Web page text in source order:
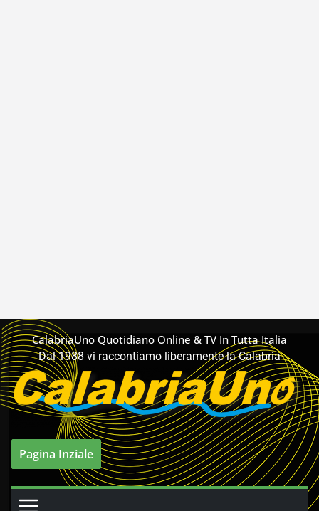
Salta
al
contenuto
CalabriaUno Quotidiano Online & TV In Tutta Italia
Dal 1988 vi raccontiamo liberamente la Calabria
Pagina Inziale